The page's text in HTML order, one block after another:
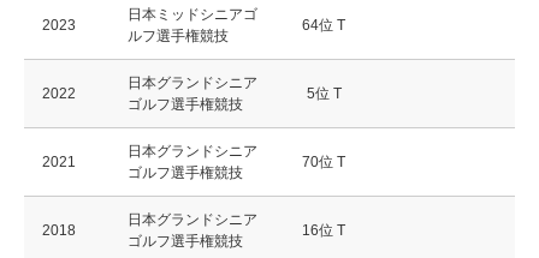
2023
日本ミッドシニアゴ
ルフ選手権競技
64位 T
2022
日本グランドシニア
ゴルフ選手権競技
5位 T
2021
日本グランドシニア
ゴルフ選手権競技
70位 T
2018
日本グランドシニア
ゴルフ選手権競技
16位 T